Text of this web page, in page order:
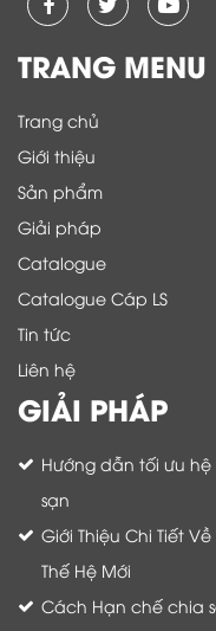
TRANG MENU
Trang chủ
Giới thiệu
Sản phẩm
Giải pháp
Catalogue
Catalogue Cáp LS
Tin tức
Liên hệ
GIẢI PHÁP
Hướng dẫn tối ưu
sạn
Giới Thiệu Chi Tiết
Thế Hệ Mới
Cách Hạn chế chia